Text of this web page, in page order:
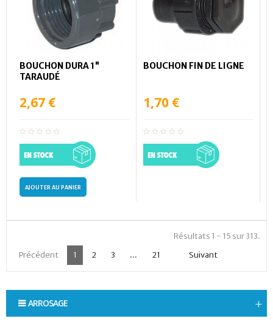
BOUCHON DURA 1"
TARAUDÉ
2,67 €
AJOUTER AU PANIER
BOUCHON FIN DE LIGNE
1,70 €
Résultats 1 - 15 sur 313.
Précédent
1 2 3 ... 21 Suivant
ARROSAGE